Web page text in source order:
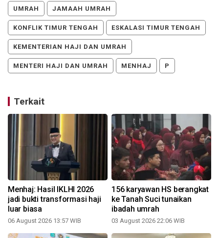
UMRAH JAMAAH UMRAH
KONFLIK TIMUR TENGAH ESKALASI TIMUR TENGAH
KEMENTERIAN HAJI DAN UMRAH
MENTERI HAJI DAN UMRAH MENHAJ P
Terkait
Menhaj: Hasil IKLHI 2026
jadi bukti transformasi haji
luar biasa
06 August 2026 13:57 WIB
156 karyawan HS berangkat
ke Tanah Suci tunaikan
ibadah umrah
03 August 2026 22:06 WIB